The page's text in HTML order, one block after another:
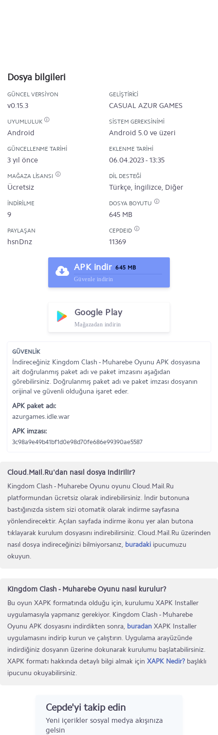
Dosya bilgileri
GÜNCEL VERSIYON
v0.15.3
GELIŞTIRICI
CASUAL AZUR GAMES
UYUMLULUK
Android
SISTEM GEREKSINIMI
Android 5.0 ve üzeri
GÜNCELLENME TARIHI
3 yıl önce
EKLENME TARIHI
06.04.2023 - 13:35
MAĞAZA LISANSI
Ücretsiz
DIL DESTEĞI
Türkçe, İngilizce, Diğer
İNDIRILME
9
DOSYA BOYUTU
645 MB
PAYLAŞAN
hsnDnz
CEPDEID
11369
APK indir 645 MB
Güvenle indirin
Google Play
Mağazadan indirin
GÜVENLİK
İndireceğiniz Kingdom Clash - Muharebe Oyunu APK dosyasına
ait doğrulanmış paket adı ve paket imzasını aşağıdan
görebilirsiniz. Doğrulanmış paket adı ve paket imzası dosyanın
orijinal ve güvenli olduğuna işaret eder.
APK paket adı:
azurgames.idle.war
APK imzası:
3c98a9e49b41bf1d0e98d70fe686e99390ae5587
Cloud.Mail.Ru'dan nasıl dosya indirilir?
Kingdom Clash - Muharebe Oyunu oyunu Cloud.Mail.Ru
platformundan ücretsiz olarak indirebilirsiniz. İndir butonuna
bastığınızda sistem sizi otomatik olarak indirme sayfasına
yönlendirecektir. Açılan sayfada indirme ikonu yer alan butona
tıklayarak kurulum dosyasını indirebilirsiniz. Cloud.Mail.Ru üzerinden
nasıl dosya indireceğinizi bilmiyorsanız, buradaki ipucumuzu
okuyun.
Kingdom Clash - Muharebe Oyunu nasıl kurulur?
Bu oyun XAPK formatında olduğu için, kurulumu XAPK Installer
uygulamasıyla yapmanız gerekiyor. Kingdom Clash - Muharebe
Oyunu APK dosyasını indirdikten sonra, buradan XAPK Installer
uygulamasını indirip kurun ve çalıştırın. Uygulama arayüzünde
indirdiğiniz dosyanın üzerine dokunarak kurulumu başlatabilirsiniz.
XAPK formatı hakkında detaylı bilgi almak için XAPK Nedir? başlıklı
ipucunu okuyabilirsiniz.
Cepde'yi takip edin
Yeni içerikler sosyal medya akışınıza
gelsin